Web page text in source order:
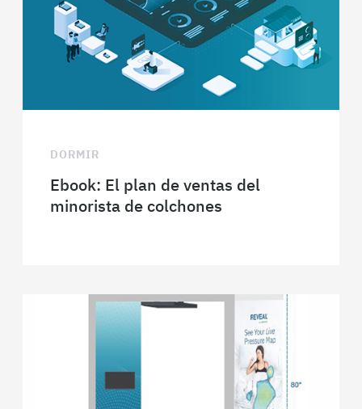
DORMIR
Ebook: El plan de ventas del
minorista de colchones